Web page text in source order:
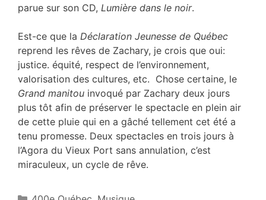
parue sur son CD, Lumière dans le noir.
Est-ce que la Déclaration Jeunesse de Québec
reprend les rêves de Zachary, je crois que oui:
justice. équité, respect de l’environnement,
valorisation des cultures, etc. Chose certaine, le
Grand manitou invoqué par Zachary deux jours
plus tôt afin de préserver le spectacle en plein air
de cette pluie qui en a gâché tellement cet été a
tenu promesse. Deux spectacles en trois jours à
l’Agora du Vieux Port sans annulation, c’est
miraculeux, un cycle de rêve.
Catégories